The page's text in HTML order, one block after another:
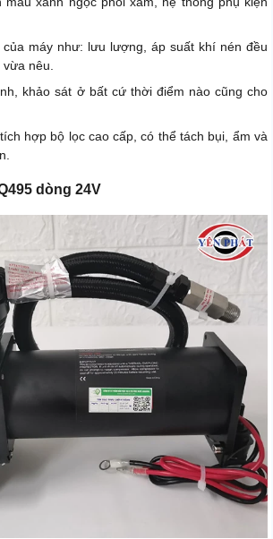
máy như: lưu lượng, áp suất khí nén đều
nêu.
khảo sát ở bất cứ thời điểm nào cũng cho
hợp bộ lọc cao cấp, có thể tách bụi, ẩm và
dòng 24V